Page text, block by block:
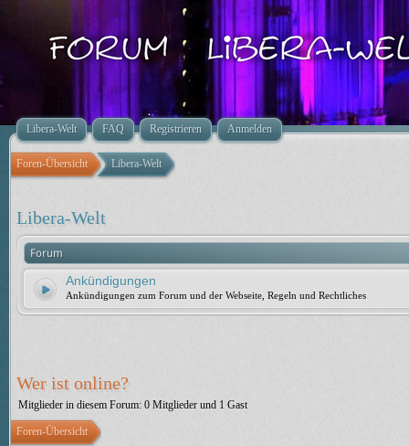
Libera-Welt FAQ Registrieren Anmelden
Foren-Übersicht Libera-Welt
Libera-Welt
Forum
Ankündigungen
Ankündigungen zum Forum und der Webseite, Regeln und Rechtliches
Wer ist online?
Mitglieder in diesem Forum: 0 Mitglieder und 1 Gast
Foren-Übersicht